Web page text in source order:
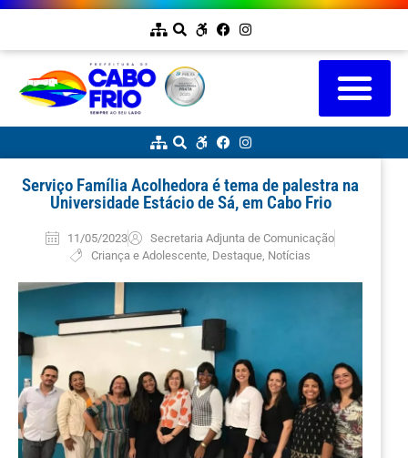
Serviço Família Acolhedora é tema de palestra na
Universidade Estácio de Sá, em Cabo Frio
11/05/2023
Secretaria Adjunta de Comunicação
Criança e Adolescente Destaque Notícias